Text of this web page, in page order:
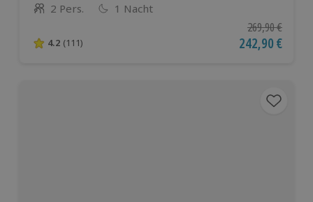
Anzahl der Teilnehmer
2 Pers. 1 Nacht
4.2 von 5 Sternen basierend auf 111 Bewertungen
4.2 (111)
Ursprünglicher
269,90 €
Aktueller Preis
242,90 €